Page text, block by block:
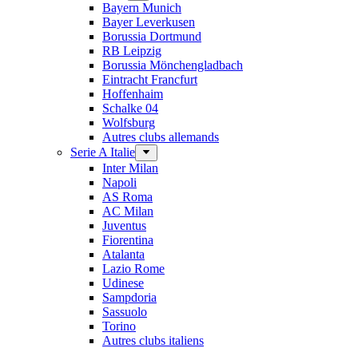
Bayern Munich
Bayer Leverkusen
Borussia Dortmund
RB Leipzig
Borussia Mönchengladbach
Eintracht Francfurt
Hoffenhaim
Schalke 04
Wolfsburg
Autres clubs allemands
Serie A Italie
Inter Milan
Napoli
AS Roma
AC Milan
Juventus
Fiorentina
Atalanta
Lazio Rome
Udinese
Sampdoria
Sassuolo
Torino
Autres clubs italiens